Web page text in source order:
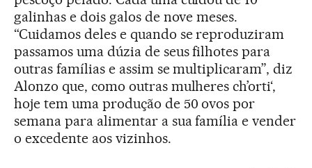
galinhas e dois galos de nove meses.
“Cuidamos deles e quando se reproduziram
passamos uma dúzia de seus filhotes para
outras famílias e assim se multiplicaram”, diz
Alonzo que, como outras mulheres ch’orti‘,
hoje tem uma produção de 50 ovos por
semana para alimentar a sua família e vender
o excedente aos vizinhos.